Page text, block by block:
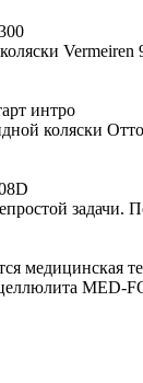
интро
коляски
задачи.
MED-